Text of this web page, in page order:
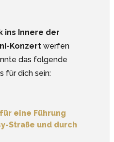
ins Innere der
Konzert werfen
das folgende
für dich sein:
eine Führung
Straße und durch